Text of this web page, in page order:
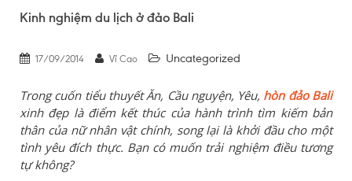
Kinh nghiệm du lịch ở đảo Bali
17/09/2014 Vĩ Cao Uncategorized
Trong cuốn tiểu thuyết Ăn, Cầu nguyện, Yêu, hòn đảo Bali
xinh đẹp là điểm kết thúc của hành trình tìm kiếm bản
thân của nữ nhân vật chính, song lại là khởi đầu cho một
tình yêu đích thực. Bạn có muốn trải nghiệm điều tương
tự không?